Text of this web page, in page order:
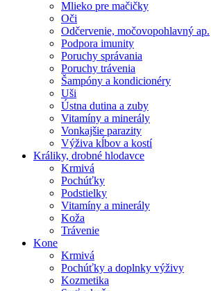
Mlieko pre mačičky
Oči
Odčervenie, močovopohlavný ap.
Podpora imunity
Poruchy správania
Poruchy trávenia
Šampóny a kondicionéry
Uši
Ústna dutina a zuby
Vitamíny a minerály
Vonkajšie parazity
Výživa kĺbov a kostí
Králiky, drobné hlodavce
Krmivá
Pochúťky
Podstielky
Vitamíny a minerály
Koža
Trávenie
Kone
Krmivá
Pochúťky a doplnky výživy
Kozmetika